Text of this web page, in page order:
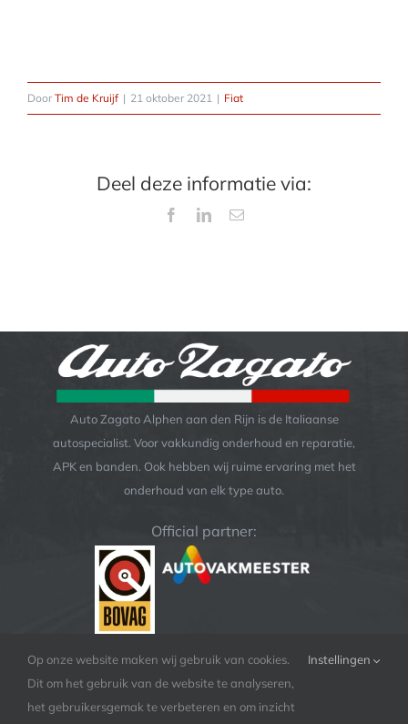
DoorTim de Kruijf | 21 oktober 2021 | Fiat
Deel deze informatie via:
FacebookLinkedIn
E-
Auto Zagato Alphen aan den Rijn is de Italiaanse
autospecialist. Voor vakkundig onderhoud en reparatie,
APK en banden. Ook hebben wij ruime ervaring met het
onderhoud van elk type auto.
Official partner:
Op onze website maken wij gebruik van cookies.
Dit om het gebruik van de website te analyseren,
het gebruikersgemak te verbeteren en om inzicht
Instellingen